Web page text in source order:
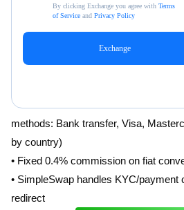
methods: Bank transfer, Visa,
by country)
• Fixed 0.4% commission on fiat
• SimpleSwap handles KYC/payment
redirect